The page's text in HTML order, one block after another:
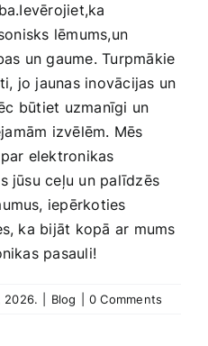
lēmums,un
un gaume. Turpmākie
jo jaunas inovācijas un
būtiet uzmanīgi un
izvēlēm. Mēs
elektronikas
jūsu ceļu un palīdzēs
iepērkoties
ka bijāt kopā ar ‍mums
pasauli!
2026. Blog 0 Comments